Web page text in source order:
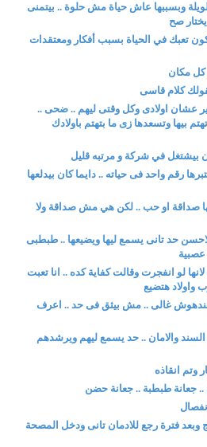
وبسببها عاش حياة مش حلوة .. بيتمنى
صح
تعبك في الحياة بسبب أفكار ومعتقدات
كل مكان
كلام قاسى
عشان اولادى وكل وقتى ليهم .. ضحى ..
بيها وتسعدها زى ما بتهتم باولادك
في شركة و مرتبه قليل
رقم واحد فى حياته .. دايما كان بيدلعها
صداقة او حب .. لكن هي مش صداقة ولا
حد تانى يسمع ليها ويضيعها .. طبطبى
لو انفجرت وقالت كفاية كده .. انا تعبت
هتضيع
غالى .. مش بيثق فى حد .. اعرف
والامان .. حد يسمع ليهم ويرشدهم
وتم انقاذه
.. جعانة طبطبة .. جعانة حضن
فترة رجع للادمان تانى ودخل المصحة